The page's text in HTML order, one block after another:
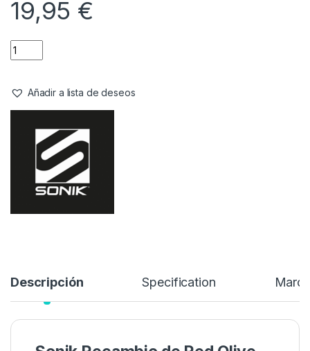
Stock: 2 disponibles
ElSonik Recambio de Red Olive 42″
fiabilidad, suavidad y un rendimiento óptimo durante el manejo y
combina durabilidad, funcionalidad y respeto por el pez.
19,95€